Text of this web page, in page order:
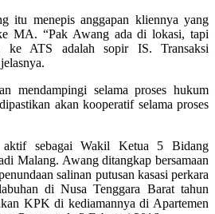
itu menepis anggapan kliennya yang
MA. “Pak Awang ada di lokasi, tapi
ke ATS adalah sopir IS. Transaksi
mendampingi selama proses hukum
akan kooperatif selama proses
sebagai Wakil Ketua 5 Bidang
Malang. Awang ditangkap bersamaan
salinan putusan kasasi perkara
di Nusa Tenggara Barat tahun
KPK di kediamannya di Apartemen